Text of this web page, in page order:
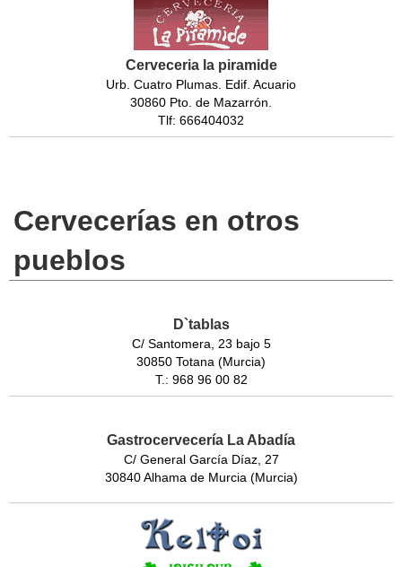
Cerveceria la piramide
Urb. Cuatro Plumas. Edif. Acuario
30860 Pto. de Mazarrón.
Tlf: 666404032
Cervecerías en otros
pueblos
D`tablas
C/ Santomera, 23 bajo 5
30850 Totana (Murcia)
T.: 968 96 00 82
Gastrocervecería La Abadía
C/ General García Díaz, 27
30840 Alhama de Murcia (Murcia)